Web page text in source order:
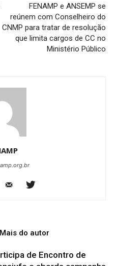
FENAMP e ANSEMP se
reúnem com Conselheiro do
CNMP para tratar de resolução
que limita cargos de CC no
Ministério Público
Mais do autor
de Encontro de